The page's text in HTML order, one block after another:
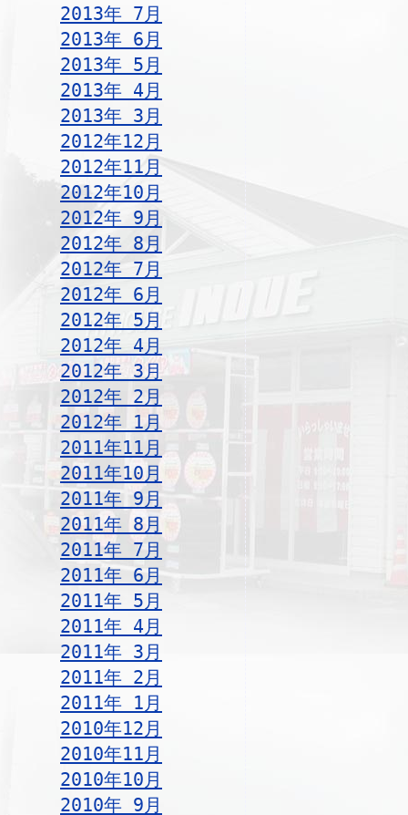
2013年 7月
2013年 6月
2013年 5月
2013年 4月
2013年 3月
2012年12月
2012年11月
2012年10月
2012年 9月
2012年 8月
2012年 7月
2012年 6月
2012年 5月
2012年 4月
2012年 3月
2012年 2月
2012年 1月
2011年11月
2011年10月
2011年 9月
2011年 8月
2011年 7月
2011年 6月
2011年 5月
2011年 4月
2011年 3月
2011年 2月
2011年 1月
2010年12月
2010年11月
2010年10月
2010年 9月